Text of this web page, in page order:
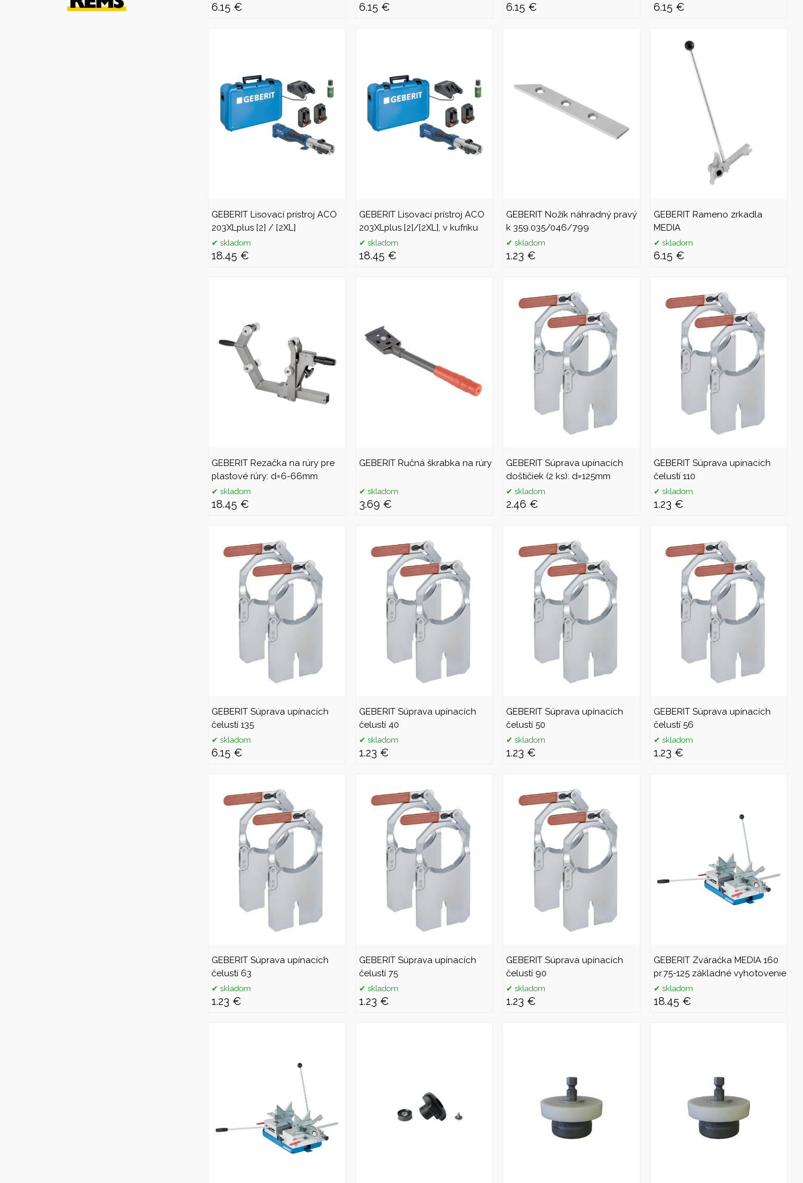
6.15 € 6.15 € 6.15 € 6.15 €
GEBERIT Lisovací prístroj ACO
203XLplus [2] / [2XL]
skladom
18.45 €
GEBERIT Lisovací prístroj ACO
203XLplus [2]/[2XL], v kufríku
skladom
18.45 €
GEBERIT Nožík náhradný pravý
k 359.035/046/799
skladom
1.23 €
GEBERIT Rameno zrkadla
MEDIA
skladom
6.15 €
GEBERIT Rezačka na rúry pre
plastové rúry: d=6-66mm
skladom
18.45 €
GEBERIT Ručná škrabka na rúry
skladom
3.69 €
GEBERIT Súprava upínacích
doštičiek (2 ks): d=125mm
skladom
2.46 €
GEBERIT Súprava upínacích
čelustí 110
skladom
1.23 €
GEBERIT Súprava upínacích
čelustí 135
skladom
6.15 €
GEBERIT Súprava upínacích
čelustí 40
skladom
1.23 €
GEBERIT Súprava upínacích
čelustí 50
skladom
1.23 €
GEBERIT Súprava upínacích
čelustí 56
skladom
1.23 €
GEBERIT Súprava upínacích
čelustí 63
skladom
1.23 €
GEBERIT Súprava upínacích
čelustí 75
skladom
1.23 €
GEBERIT Súprava upínacích
čelustí 90
skladom
1.23 €
GEBERIT Zváračka MEDIA 160
pr.75-125 základné vyhotovenie
skladom
18.45 €